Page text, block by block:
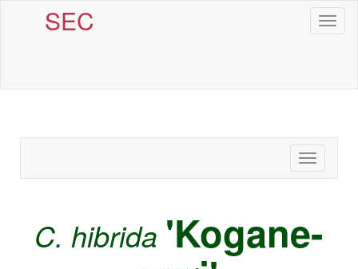
SEC
Toggle
navigation
C. hibrida 'Kogane-